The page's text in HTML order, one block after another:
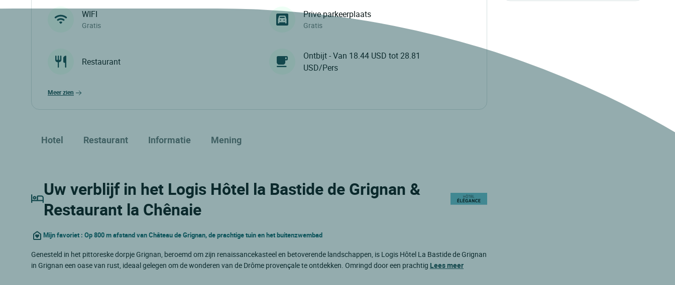
WIFI
Gratis
Prive parkeerplaats
Gratis
Restaurant
Ontbijt - Van 18.44 USD tot 28.81
USD/Pers
meer zien
Hotel Restaurant Informatie Mening
Uw verblijf in het Logis Hôtel la Bastide de Grignan &
Restaurant la Chênaie
Mijn favoriet : Op 800 m afstand van Château de Grignan, de prachtige tuin en het buitenzwembad
Genesteld in het pittoreske dorpje Grignan, beroemd om zijn renaissancekasteel en betoverende landschappen, is Logis Hôtel La Bastide de Grignan
in Grignan een oase van rust, ideaal gelegen om de wonderen van de Drôme provençale te ontdekken. Omringd door een prachtig Lees meer